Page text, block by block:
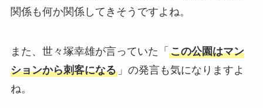
関係も何か関係してきそうですよね。
また、世々塚幸雄が言っていた「 この公園はマン
ションから刺客になる」の発言も気になりますよ
ね。